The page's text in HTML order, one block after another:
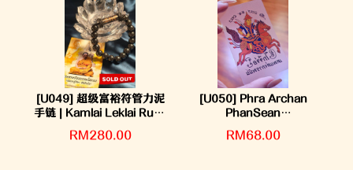
[U049] 超级富裕符管力泥
手链 | Kamlai Leklai Ruay
Larn Larn Takrut Rung
Yant
RM280.00
[U050] Phra Archan
PhanSean
Wat PhaChaReanTham
@ Silawas
RM68.00